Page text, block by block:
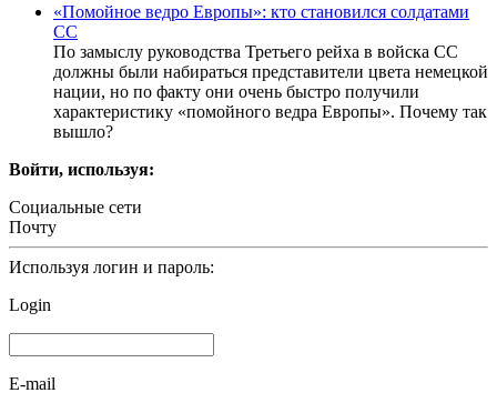
«Помойное ведро Европы»: кто становился солдатами
СС
По замыслу руководства Третьего рейха в войска СС
должны были набираться представители цвета немецкой
нации, но по факту они очень быстро получили
характеристику «помойного ведра Европы». Почему так
вышло?
Войти, используя:
Социальные сети
Почту
Используя логин и пароль:
Login
E-mail